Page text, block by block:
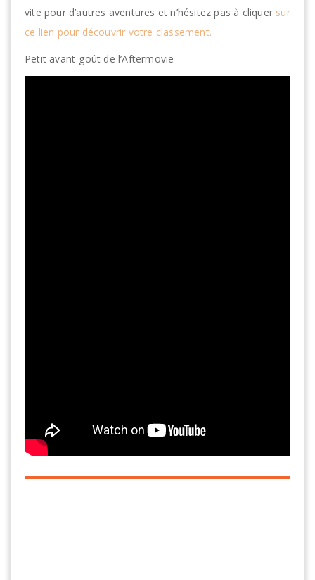
vite pour d’autres aventures et n’hésitez pas à cliquer sur
ce lien pour découvrir votre classement.
Petit avant-goût de l’Aftermovie